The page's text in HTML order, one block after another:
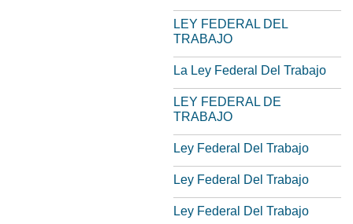
LEY FEDERAL DEL
TRABAJO
La Ley Federal Del Trabajo
LEY FEDERAL DE
TRABAJO
Ley Federal Del Trabajo
Ley Federal Del Trabajo
Ley Federal Del Trabajo